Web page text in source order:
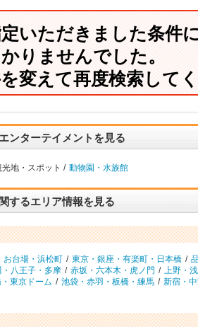
いただきました条件
りませんでした。
変えて再度検索して
ンターテイメントを見る
光地・スポット / 動物園・水族館
するエリア情報を見る
お台場・浜松町 / 東京・銀座・有楽町・日本橋 /
八王子・多摩 / 赤坂・六本木・虎ノ門 / 上野・
東京ドーム / 池袋・赤羽・板橋・練馬 / 新宿・